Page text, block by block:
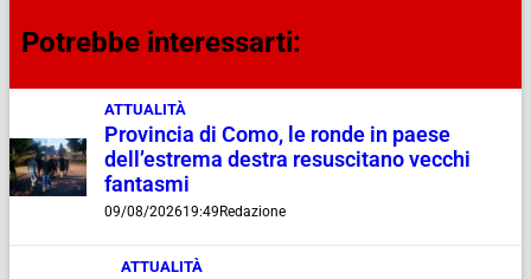
Potrebbe interessarti:
ATTUALITÀ
Provincia di Como, le ronde in paese
dell’estrema destra resuscitano vecchi
fantasmi
09/08/202619:49 Redazione
ATTUALITÀ